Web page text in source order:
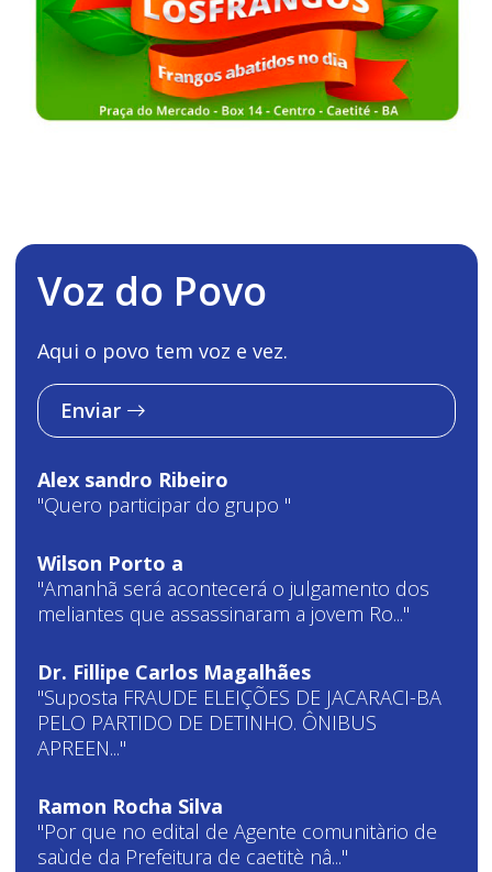
Voz do Povo
Aqui o povo tem voz e vez.
Enviar
Alex sandro Ribeiro
"Quero participar do grupo "
Wilson Porto a
"Amanhã será acontecerá o julgamento dos
meliantes que assassinaram a jovem Ro..."
Dr. Fillipe Carlos Magalhães
"Suposta FRAUDE ELEIÇÕES DE JACARACI-BA
PELO PARTIDO DE DETINHO. ÔNIBUS
APREEN..."
Ramon Rocha Silva
"Por que no edital de Agente comunitàrio de
saùde da Prefeitura de caetitè nâ..."